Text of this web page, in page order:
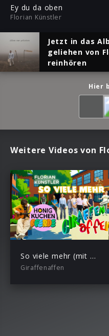
Ey du da oben
Florian Künstler
Jetzt in das
geliehen von
reinhören
Hier
Weitere Videos von
So viele mehr (mit Florian Künstler & Honigkuchenpferde)
Giraffenaffen